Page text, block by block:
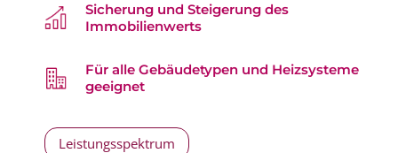
Sicherung und Steigerung des
Immobilienwerts
Für alle Gebäudetypen und Heizsysteme
geeignet
Leistungsspektrum